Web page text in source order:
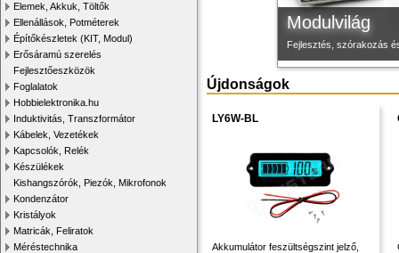
Elemek, Akkuk, Töltők
Ellenállások, Potméterek
Építőkészletek (KIT, Modul)
Erősáramú szerelés
Fejlesztőeszközök
Foglalatok
Hobbielektronika.hu
Induktivitás, Transzformátor
Kábelek, Vezetékek
Kapcsolók, Relék
Készülékek
Kishangszórók, Piezók, Mikrofonok
Kondenzátor
Kristályok
Matricák, Feliratok
Méréstechnika
Modulvilág
Fejlesztés, szórakozás
Újdonságok
LY6W-BL
Akkumulátor feszültségszint jelző,